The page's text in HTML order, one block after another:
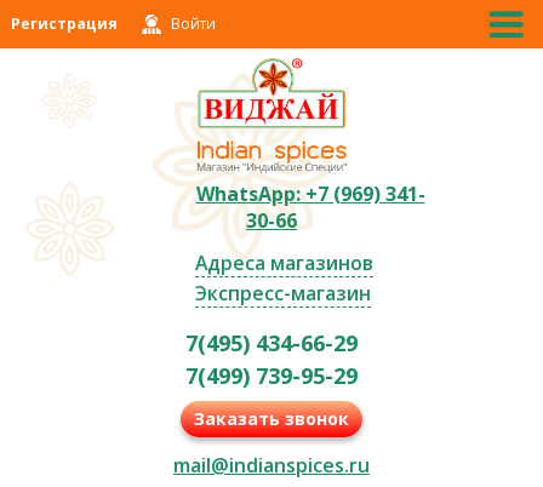
Регистрация Войти
WhatsApp: +7 (969) 341-
30-66
Адреса магазинов
Экспресс-магазин
7(495) 434-66-29
7(499) 739-95-29
Заказать звонок
mail@indianspices.ru